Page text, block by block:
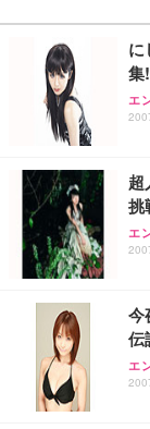
に
集
エ
超
挑
エ
今
伝
エ